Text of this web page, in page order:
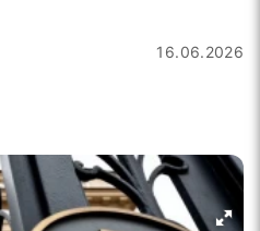
16.06.2026